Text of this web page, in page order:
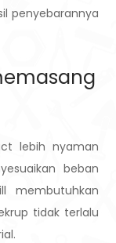
penyebarannya
lebih nyaman
beban
membutuhkan
tidak terlalu